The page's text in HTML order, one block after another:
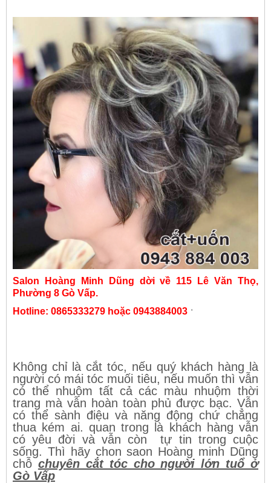
Salon Hoàng Minh Dũng dời về 115 Lê Văn Thọ,
Phường 8 Gò Vấp.
Hotline: 0865333279 hoặc 0943884003 '
Không chỉ là cắt tóc, nếu quý khách hàng là
người có mái tóc muối tiêu, nếu muốn thì vẫn
có thể nhuộm tất cả các màu nhuộm thời
trang mà vẫn hoàn toàn phủ được bạc. Vẫn
có thể sành điệu và năng động chứ chẳng
thua kém ai. quan trong là khách hàng vẫn
có yêu đời và vẫn còn tự tin trong cuộc
sống. Thì hãy chon saon Hoàng minh Dũng
chỗ chuyên cắt tóc cho người lớn tuổ ở
Gò Vấp